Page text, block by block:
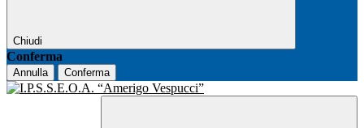
Chiudi
Conferma
Annulla Conferma